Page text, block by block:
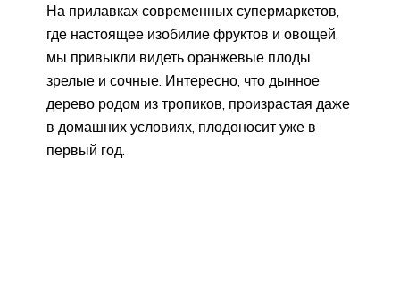
На прилавках современных супермаркетов,
где настоящее изобилие фруктов и овощей,
мы привыкли видеть оранжевые плоды,
зрелые и сочные. Интересно, что дынное
дерево родом из тропиков, произрастая даже
в домашних условиях, плодоносит уже в
первый год.